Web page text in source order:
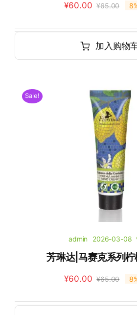
¥65.00
¥60.00
加入购物
Sale!
admin 2026-03-08
芳琳达|马赛克系列
¥65.00
¥60.00